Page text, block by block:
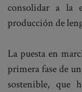
consolidar a la
producción de
La puesta en
primera fase de
sostenible, que